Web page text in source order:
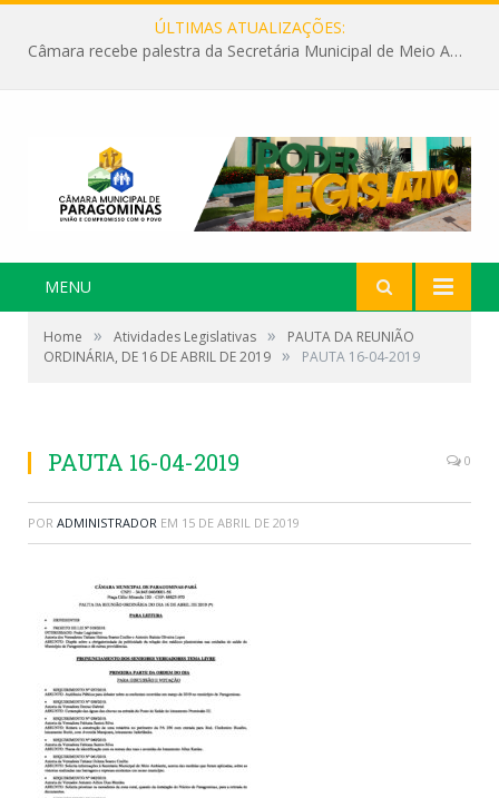
ÚLTIMAS ATUALIZAÇÕES:
Câmara recebe palestra da Secretária Municipal de Meio Ambiente sobre as ações da “SEMANA DO MEIO AMBIENTE”
MENU
Home » Atividades Legislativas »
PAUTA DA REUNIÃO
ORDINÁRIA, DE 16 DE ABRIL DE 2019 » PAUTA 16-04-2019
PAUTA 16-04-2019 0
POR ADMINISTRADOR EM 15 DE ABRIL DE 2019